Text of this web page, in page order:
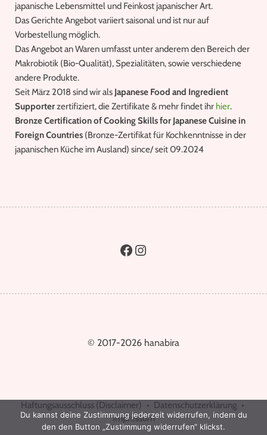
japanische Lebensmittel und Feinkost japanischer Art.
Das Gerichte Angebot variiert saisonal und ist nur auf
Vorbestellung möglich.
Das Angebot an Waren umfasst unter anderem den Bereich der
Makrobiotik (Bio-Qualität), Spezialitäten, sowie verschiedene
andere Produkte.
Seit März 2018 sind wir als Japanese Food and Ingredient
Supporterzertifiziert, die Zertifikate & mehr findet ihr hier.
Bronze Certification of Cooking Skills for Japanese Cuisine in
Foreign Countries (Bronze-Zertifikat für Kochkenntnisse in der
japanischen Küche im Ausland) since/ seit 09.2024
© 2017-2026 hanabira
Haftungsausschluss (Disclaimer)
Datenschutzerklärung
Impressum
Du kannst deine Zustimmung jederzeit widerrufen, indem du
den den Button „Zustimmung widerrufen“ klickst.